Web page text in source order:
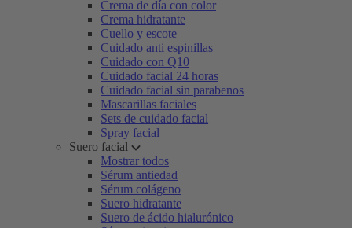
Crema de día con color
Crema hidratante
Cuello y escote
Cuidado anti espinillas
Cuidado con Q10
Cuidado facial 24 horas
Cuidado facial sin parabenos
Mascarillas faciales
Sets de cuidado facial
Spray facial
Suero facial
Mostrar todos
Sérum antiedad
Sérum colágeno
Suero hidratante
Suero de ácido hialurónico